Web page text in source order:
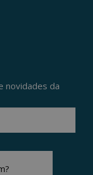
novidades da